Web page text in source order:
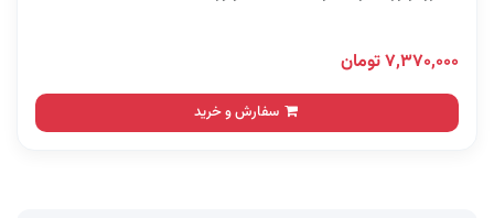
۷,۳۷۰,۰۰۰ تومان
سفارش و خرید